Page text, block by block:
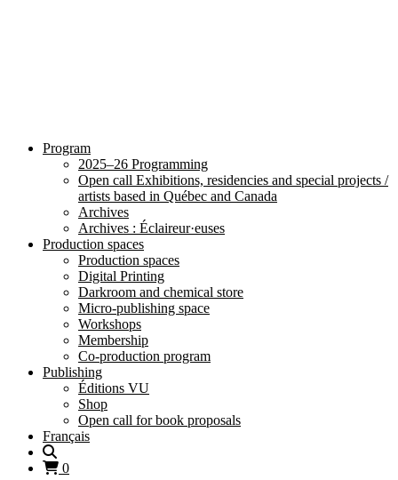
Program
2025–26 Programming
Open call Exhibitions, residencies and special projects /
artists based in Québec and Canada
Archives
Archives : Éclaireur·euses
Production spaces
Production spaces
Digital Printing
Darkroom and chemical store
Micro-publishing space
Workshops
Membership
Co-production program
Publishing
Éditions VU
Shop
Open call for book proposals
Français
0